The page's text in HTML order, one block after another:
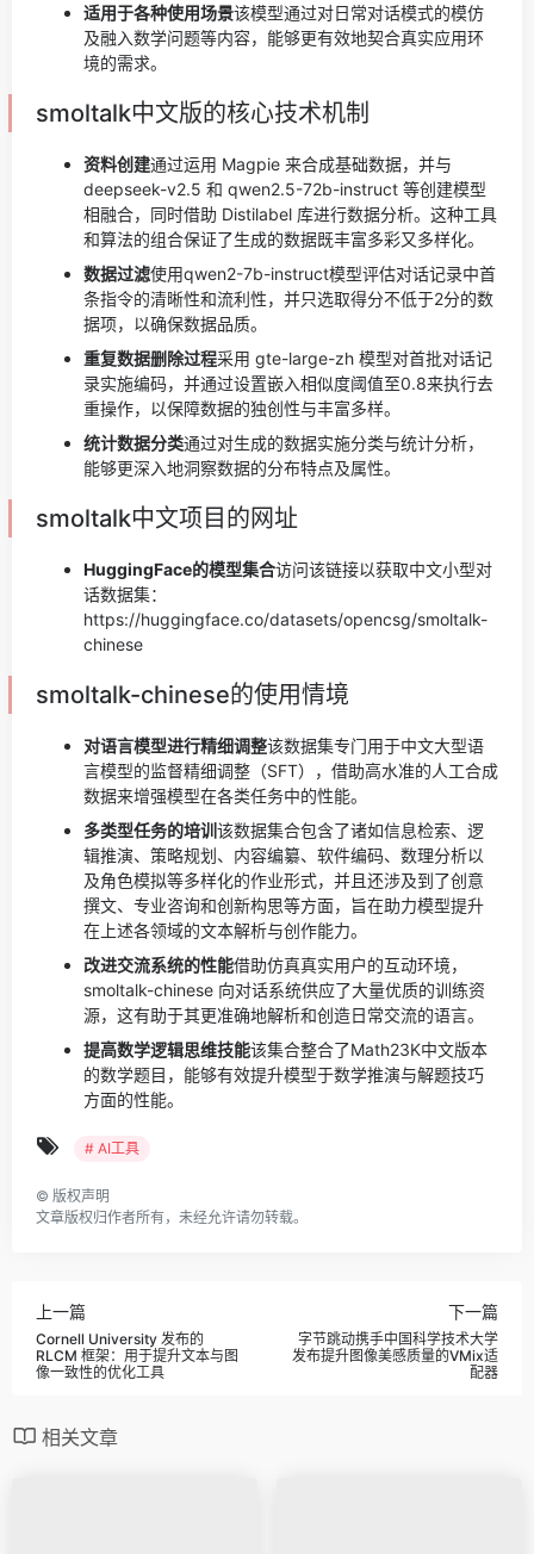
适用于各种使用场景该模型通过对日常对话模式的模仿
及融入数学问题等内容，能够更有效地契合真实应用环
境的需求。
smoltalk中文版的核心技术机制
资料创建通过运用 Magpie 来合成基础数据，并与
deepseek-v2.5 和 qwen2.5-72b-instruct 等创建模型
相融合，同时借助 Distilabel 库进行数据分析。这种工具
和算法的组合保证了生成的数据既丰富多彩又多样化。
数据过滤使用qwen2-7b-instruct模型评估对话记录中首
条指令的清晰性和流利性，并只选取得分不低于2分的数
据项，以确保数据品质。
重复数据删除过程采用 gte-large-zh 模型对首批对话记
录实施编码，并通过设置嵌入相似度阈值至0.8来执行去
重操作，以保障数据的独创性与丰富多样。
统计数据分类通过对生成的数据实施分类与统计分析，
能够更深入地洞察数据的分布特点及属性。
smoltalk中文项目的网址
HuggingFace的模型集合访问该链接以获取中文小型对
话数据集：
https://huggingface.co/datasets/opencsg/smoltalk-
chinese
smoltalk-chinese的使用情境
对语言模型进行精细调整该数据集专门用于中文大型语
言模型的监督精细调整（SFT），借助高水准的人工合成
数据来增强模型在各类任务中的性能。
多类型任务的培训该数据集合包含了诸如信息检索、逻
辑推演、策略规划、内容编纂、软件编码、数理分析以
及角色模拟等多样化的作业形式，并且还涉及到了创意
撰文、专业咨询和创新构思等方面，旨在助力模型提升
在上述各领域的文本解析与创作能力。
改进交流系统的性能借助仿真真实用户的互动环境，
smoltalk-chinese 向对话系统供应了大量优质的训练资
源，这有助于其更准确地解析和创造日常交流的语言。
提高数学逻辑思维技能该集合整合了Math23K中文版本
的数学题目，能够有效提升模型于数学推演与解题技巧
方面的性能。
# AI工具
© 版权声明
文章版权归作者所有，未经允许请勿转载。
上一篇
Cornell University 发布的
RLCM 框架：用于提升文本与图
像一致性的优化工具
下一篇
字节跳动携手中国科学技术大学
发布提升图像美感质量的VMix适
配器
相关文章